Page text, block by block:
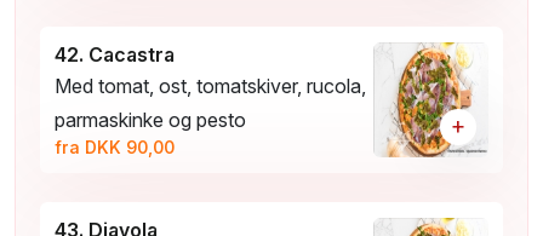
42. Cacastra
Med tomat, ost, tomatskiver, rucola,
parmaskinke og pesto
fra DKK 90,00
+
43. Diavola